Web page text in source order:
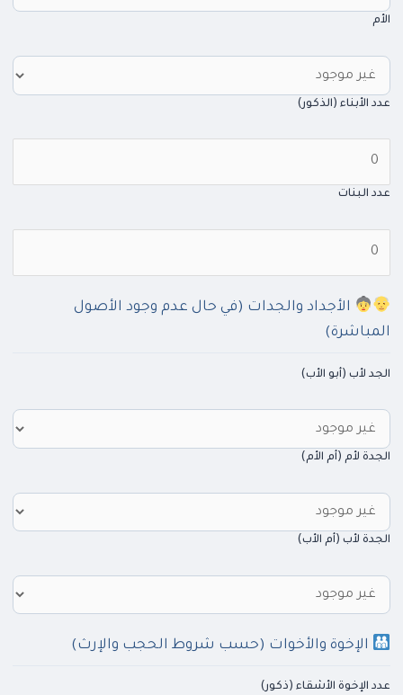
الأم
عدد الأبناء (الذكور)
عدد البنات
الأجداد والجدات (في حال عدم وجود الأصول
المباشرة)
الجد لأب (أبو الأب)
الجدة لأم (أم الأم)
الجدة لأب (أم الأب)
الإخوة والأخوات (حسب شروط الحجب والإرث)
عدد الإخوة الأشقاء (ذكور)